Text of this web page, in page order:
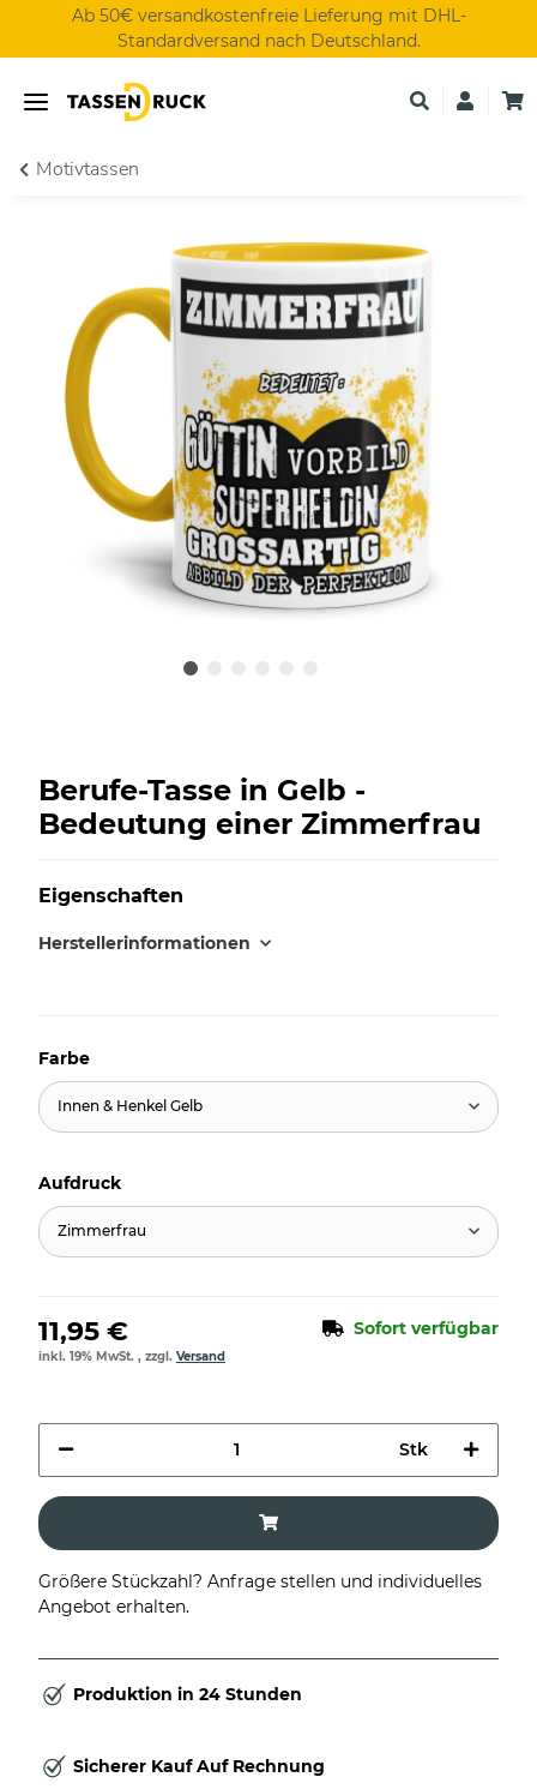
Ab 50€ versandkostenfreie Lieferung mit DHL-
Standardversand nach Deutschland.
Motivtassen
Berufe-Tasse in Gelb -
Bedeutung einer Zimmerfrau
Eigenschaften
Herstellerinformationen
Farbe
Innen & Henkel Gelb
Aufdruck
Zimmerfrau
11,95 € Sofort verfügbar
inkl. 19% MwSt. , zzgl. Versand
Stk
Größere Stückzahl? Anfrage stellen und individuelles
Angebot erhalten.
Produktion in 24 Stunden
Sicherer Kauf Auf Rechnung